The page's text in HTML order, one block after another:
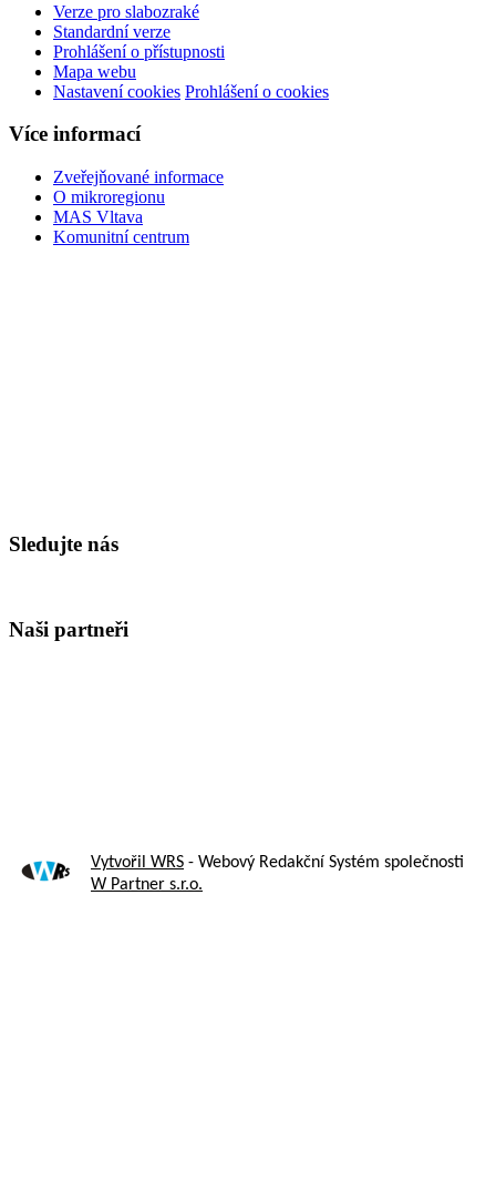
Verze pro slabozraké
Standardní verze
Prohlášení o přístupnosti
Mapa webu
Nastavení cookies Prohlášení o cookies
Více informací
Zveřejňované informace
O mikroregionu
MAS Vltava
Komunitní centrum
Sledujte nás
Naši partneři
Vytvořil WRS - Webový Redakční Systém společnosti
W Partner s.r.o.